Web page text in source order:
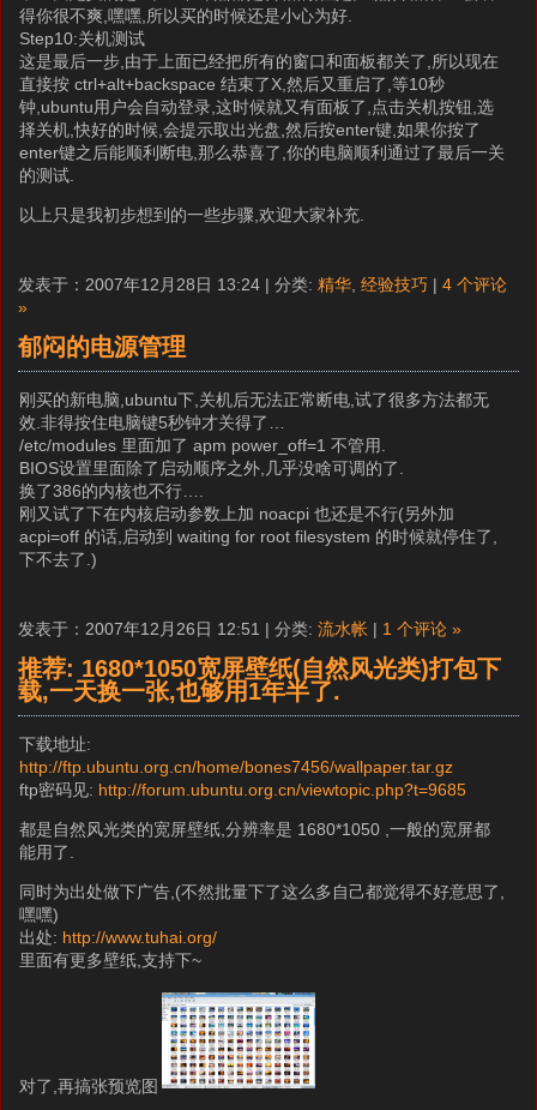
得你很不爽,嘿嘿,所以买的时候还是小心为好.
Step10:关机测试
这是最后一步,由于上面已经把所有的窗口和面板都关了,所以现在
直接按 ctrl+alt+backspace 结束了X,然后又重启了,等10秒
钟,ubuntu用户会自动登录,这时候就又有面板了,点击关机按钮,选
择关机,快好的时候,会提示取出光盘,然后按enter键,如果你按了
enter键之后能顺利断电,那么恭喜了,你的电脑顺利通过了最后一关
的测试.
以上只是我初步想到的一些步骤,欢迎大家补充.
发表于：2007年12月28日 13:24 | 分类: 精华 经验技巧 | 4 个评论
»
郁闷的电源管理
刚买的新电脑,ubuntu下,关机后无法正常断电,试了很多方法都无
效.非得按住电脑键5秒钟才关得了…
/etc/modules 里面加了 apm power_off=1 不管用.
BIOS设置里面除了启动顺序之外,几乎没啥可调的了.
换了386的内核也不行….
刚又试了下在内核启动参数上加 noacpi 也还是不行(另外加
acpi=off 的话,启动到 waiting for root filesystem 的时候就停住了,
下不去了.)
发表于：2007年12月26日 12:51 | 分类: 流水帐 | 1 个评论 »
推荐: 1680*1050宽屏壁纸(自然风光类)打包下
载,一天换一张,也够用1年半了.
下载地址:
http://ftp.ubuntu.org.cn/home/bones7456/wallpaper.tar.gz
ftp密码见: http://forum.ubuntu.org.cn/viewtopic.php?t=9685
都是自然风光类的宽屏壁纸,分辨率是 1680*1050 ,一般的宽屏都
能用了.
同时为出处做下广告,(不然批量下了这么多自己都觉得不好意思了,
嘿嘿)
出处: http://www.tuhai.org/
里面有更多壁纸,支持下~
对了,再搞张预览图